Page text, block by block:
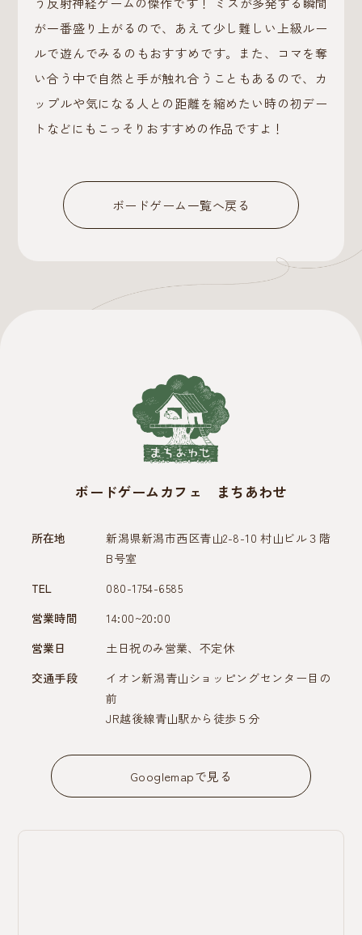
が一番盛り上がるので、あえて少し難しい上級ルー
ルで遊んでみるのもおすすめです。また、コマを奪
い合う中で自然と手が触れ合うこともあるので、カ
ップルや気になる人との距離を縮めたい時の初デー
トなどにもこっそりおすすめの作品ですよ！
ボードゲーム一覧へ戻る
ボードゲームカフェ まちあわせ
所在地
新潟県新潟市西区青山2-8-10 村山ビル３階
B号室
TEL
080-1754-6585
営業時間
14:00~20:00
営業日
土日祝のみ営業、不定休
交通手段
イオン新潟青山ショッピングセンター目の
前
JR越後線青山駅から徒歩５分
Googlemapで見る